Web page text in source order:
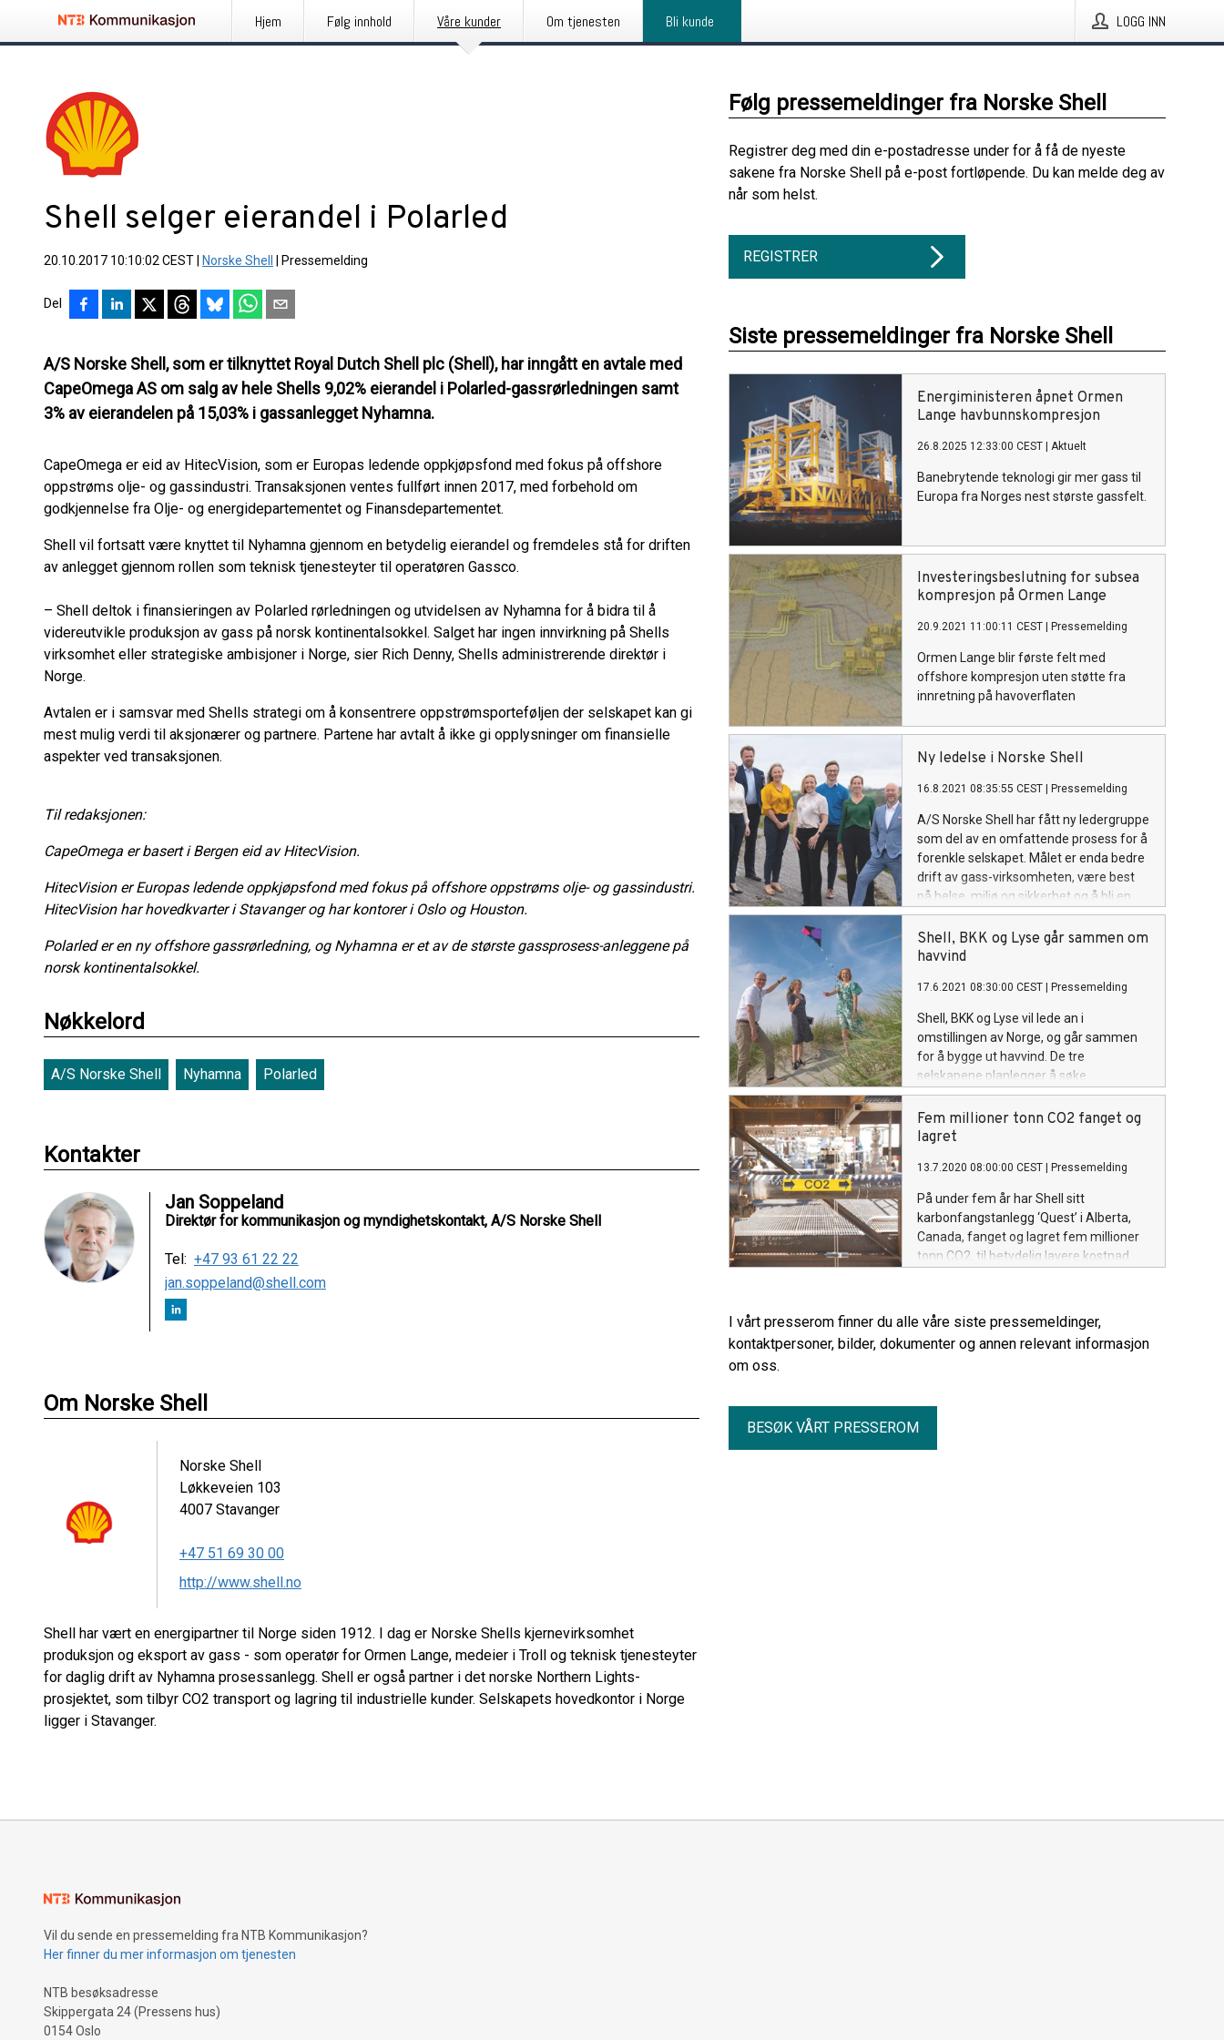
Hjem Følg innhold Våre kunder Om tjenesten Bli kunde LOGG INN
Shell selger eierandel i Polarled
20.10.2017 10:10:02 CEST Norske Shell Pressemelding
Del
A/S Norske Shell, som er tilknyttet Royal Dutch Shell plc (Shell), har inngått en avtale med
CapeOmega AS om salg av hele Shells 9,02% eierandel i Polarled-gassrørledningen samt
3% av eierandelen på 15,03% i gassanlegget Nyhamna.
CapeOmega er eid av HitecVision, som er Europas ledende oppkjøpsfond med fokus på offshore
oppstrøms olje- og gassindustri. Transaksjonen ventes fullført innen 2017, med forbehold om
godkjennelse fra Olje- og energidepartementet og Finansdepartementet.
Shell vil fortsatt være knyttet til Nyhamna gjennom en betydelig eierandel og fremdeles stå for driften
av anlegget gjennom rollen som teknisk tjenesteyter til operatøren Gassco.
– Shell deltok i finansieringen av Polarled rørledningen og utvidelsen av Nyhamna for å bidra til å
videreutvikle produksjon av gass på norsk kontinentalsokkel. Salget har ingen innvirkning på Shells
virksomhet eller strategiske ambisjoner i Norge, sier Rich Denny, Shells administrerende direktør i
Norge.
Avtalen er i samsvar med Shells strategi om å konsentrere oppstrømsporteføljen der selskapet kan gi
mest mulig verdi til aksjonærer og partnere. Partene har avtalt å ikke gi opplysninger om finansielle
aspekter ved transaksjonen.
Til redaksjonen:
CapeOmega er basert i Bergen eid av HitecVision.
HitecVision er Europas ledende oppkjøpsfond med fokus på offshore oppstrøms olje- og gassindustri.
HitecVision har hovedkvarter i Stavanger og har kontorer i Oslo og Houston.
Polarled er en ny offshore gassrørledning, og Nyhamna er et av de største gassprosess-anleggene på
norsk kontinentalsokkel.
Nøkkelord
A/S Norske Shell Nyhamna Polarled
Kontakter
Jan Soppeland
Direktør for kommunikasjon og myndighetskontakt, A/S Norske Shell
Tel: +47 93 61 22 22
jan.soppeland@shell.com
Om Norske Shell
Norske Shell
Løkkeveien 103
4007 Stavanger
+47 51 69 30 00
http://www.shell.no
Shell har vært en energipartner til Norge siden 1912. I dag er Norske Shells kjernevirksomhet
produksjon og eksport av gass - som operatør for Ormen Lange, medeier i Troll og teknisk tjenesteyter
for daglig drift av Nyhamna prosessanlegg. Shell er også partner i det norske Northern Lights-
prosjektet, som tilbyr CO2 transport og lagring til industrielle kunder. Selskapets hovedkontor i Norge
ligger i Stavanger.
Følg pressemeldinger fra Norske Shell
Registrer deg med din e-postadresse under for å få de nyeste
sakene fra Norske Shell på e-post fortløpende. Du kan melde deg av
når som helst.
REGISTRER
Siste pressemeldinger fra Norske Shell
Energiministeren åpnet Ormen
Lange havbunnskompresjon
26.8.2025 12:33:00 CEST Aktuelt
Banebrytende teknologi gir mer gass til
Europa fra Norges nest største gassfelt.
Investeringsbeslutning for subsea
kompresjon på Ormen Lange
20.9.2021 11:00:11 CEST Pressemelding
Ormen Lange blir første felt med
offshore kompresjon uten støtte fra
innretning på havoverflaten
Ny ledelse i Norske Shell
16.8.2021 08:35:55 CEST Pressemelding
A/S Norske Shell har fått ny ledergruppe
som del av en omfattende prosess for å
forenkle selskapet. Målet er enda bedre
drift av gass-virksomheten, være best
på helse, miljø og sikkerhet og å bli en
verdifull partner for Norge også i det
grønne skiftet.
Shell, BKK og Lyse går sammen om
havvind
17.6.2021 08:30:00 CEST Pressemelding
Shell, BKK og Lyse vil lede an i
omstillingen av Norge, og går sammen
for å bygge ut havvind. De tre
selskapene planlegger å søke
konsesjoner for begge feltene som
norske myndigheter har åpnet for
utbygging, Sørlige Nordsjø II og Utsira
Fem millioner tonn CO2 fanget og
lagret
13.7.2020 08:00:00 CEST Pressemelding
På under fem år har Shell sitt
karbonfangstanlegg ‘Quest’ i Alberta,
Canada, fanget og lagret fem millioner
tonn CO2, til betydelig lavere kostnad
1,25 millioner biler. Kostnaden for drift
av anlegget i Canada er omlag 35
prosent lavere enn opprinnelig estimert,
ble bygget i dag.
I vårt presserom finner du alle våre siste pressemeldinger,
kontaktpersoner, bilder, dokumenter og annen relevant informasjon
om oss.
BESØK VÅRT PRESSEROM
Vil du sende en pressemelding fra NTB Kommunikasjon?
Her finner du mer informasjon om tjenesten
NTB besøksadresse
Skippergata 24 (Pressens hus)
0154 Oslo